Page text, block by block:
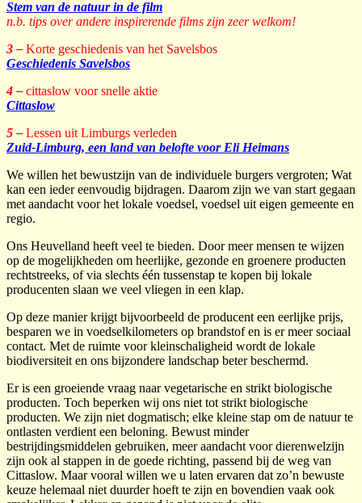
Stem van de natuur in de film
n.b. tips over andere inspirerende films zijn zeer welkom!
3 – Korte geschiedenis van het Savelsbos
Geschiedenis Savelsbos
4 – cittaslow voor snelle aktie
Cittaslow
5 – Lessen uit Limburgs verleden
Zuid-Limburg, een land van belofte voor Eli Heimans
We willen het bewustzijn van de individuele burgers vergroten; Wat
kan een ieder eenvoudig bijdragen. Daarom zijn we van start gegaan
met aandacht voor het lokale voedsel, voedsel uit eigen gemeente en
regio.
Ons Heuvelland heeft veel te bieden. Door meer mensen te wijzen
op de mogelijkheden om heerlijke, gezonde en groenere producten
rechtstreeks, of via slechts één tussenstap te kopen bij lokale
producenten slaan we veel vliegen in een klap.
Op deze manier krijgt bijvoorbeeld de producent een eerlijke prijs,
besparen we in voedselkilometers op brandstof en is er meer sociaal
contact. Met de ruimte voor kleinschaligheid wordt de lokale
biodiversiteit en ons bijzondere landschap beter beschermd.
Er is een groeiende vraag naar vegetarische en strikt biologische
producten. Toch beperken wij ons niet tot strikt biologische
producten. We zijn niet dogmatisch; elke kleine stap om de natuur te
ontlasten verdient een beloning. Bewust minder
bestrijdingsmiddelen gebruiken, meer aandacht voor dierenwelzijn
zijn ook al stappen in de goede richting, passend bij de weg van
Cittaslow. Maar vooral willen we u laten ervaren dat zo’n bewuste
keuze helemaal niet duurder hoeft te zijn en bovendien vaak ook